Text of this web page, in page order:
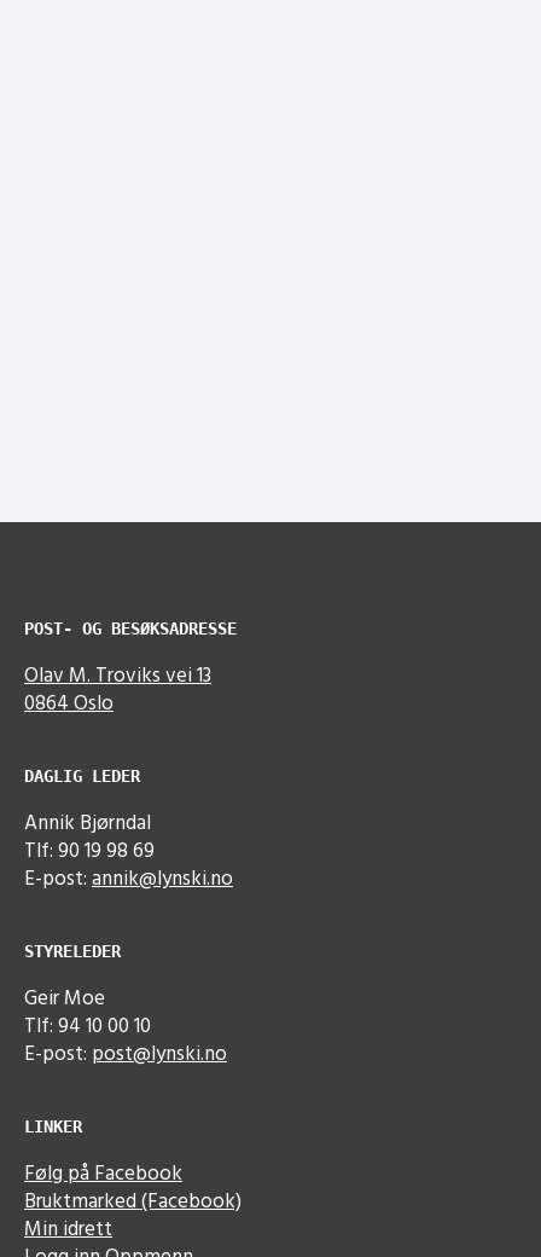
POST- OG BESØKSADRESSE
Olav M. Troviks vei 13
0864 Oslo
DAGLIG LEDER
Annik Bjørndal
Tlf: 90 19 98 69
E-post:annik@lynski.no
STYRELEDER
Geir Moe
Tlf: 94 10 00 10
E-post: post@lynski.no
LINKER
Følg på Facebook
Bruktmarked (Facebook)
Min idrett